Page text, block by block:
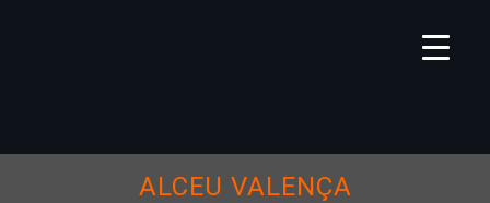
ALCEU VALENÇA